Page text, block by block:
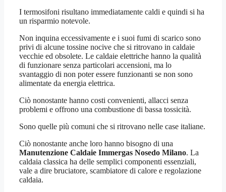
I termosifoni risultano immediatamente caldi e quindi si ha
un risparmio notevole.
Non inquina eccessivamente e i suoi fumi di scarico sono
privi di alcune tossine nocive che si ritrovano in caldaie
vecchie ed obsolete. Le caldaie elettriche hanno la qualità
di funzionare senza particolari accensioni, ma lo
svantaggio di non poter essere funzionanti se non sono
alimentate da energia elettrica.
Ciò nonostante hanno costi convenienti, allacci senza
problemi e offrono una combustione di bassa tossicità.
Sono quelle più comuni che si ritrovano nelle case italiane.
Ciò nonostante anche loro hanno bisogno di una
Manutenzione Caldaie Immergas Nosedo Milano. La
caldaia classica ha delle semplici componenti essenziali,
vale a dire bruciatore, scambiatore di calore e regolazione
caldaia.